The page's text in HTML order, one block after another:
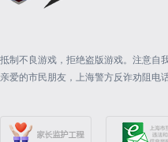
抵制不良游戏，拒绝盗版游戏。注意自
亲爱的市民朋友，上海警方反诈劝阻电